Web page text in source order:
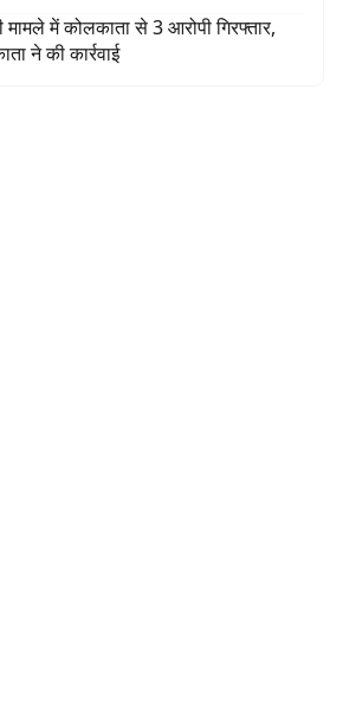
में कोलकाता से 3 आरोपी गिरफ्तार,
ने की कार्रवाई